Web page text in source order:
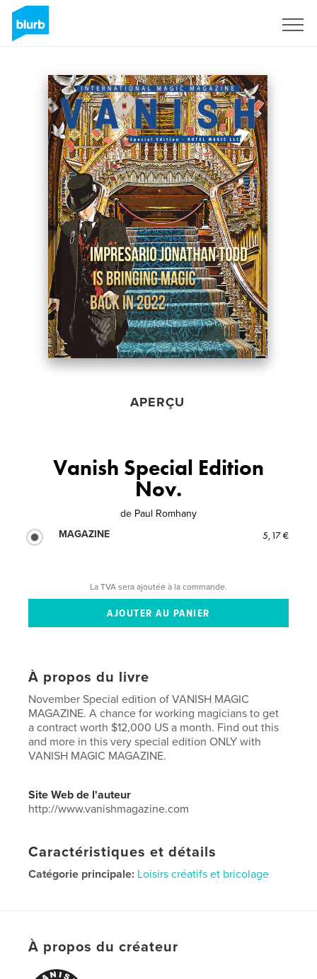
APERÇU
Vanish Special Edition
Nov.
de Paul Romhany
MAGAZINE
5,17 €
La TVA sera ajoutée à la commande.
À propos du livre
November Special edition of VANISH MAGIC
MAGAZINE. A chance for working magicians to get
a contract worth $12,000 US a month. Find out this
and more in this very special edition ONLY with
VANISH MAGIC MAGAZINE.
Site Web de l'auteur
http://www.vanishmagazine.com
Caractéristiques et détails
Catégorie principale: Loisirs créatifs et bricolage
# de pages: 24
Date de publication:
À propos du créateur